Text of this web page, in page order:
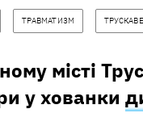
ТРАВМАТИЗМ
місті
у хованки